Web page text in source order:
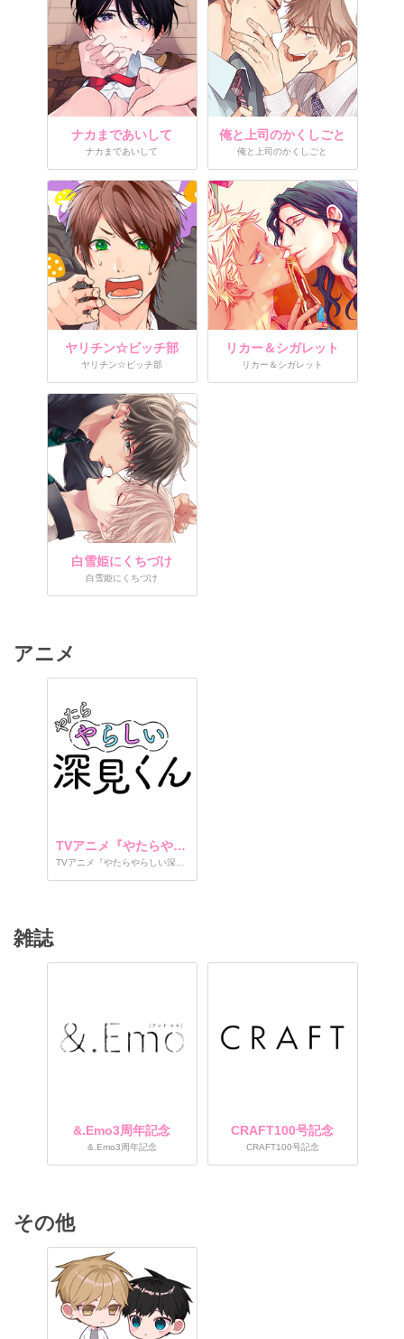
ナカまであいして
ナカまであいして
俺と上司のかくしごと
俺と上司のかくしごと
ヤリチン☆ビッチ部
ヤリチン☆ビッチ部
リカー＆シガレット
リカー＆シガレット
白雪姫にくちづけ
白雪姫にくちづけ
アニメ
TVアニメ『やたらやらしい深見くん』
TVアニメ『やたらやらしい深見くん』
雑誌
&.Emo3周年記念
&.Emo3周年記念
CRAFT100号記念
CRAFT100号記念
その他